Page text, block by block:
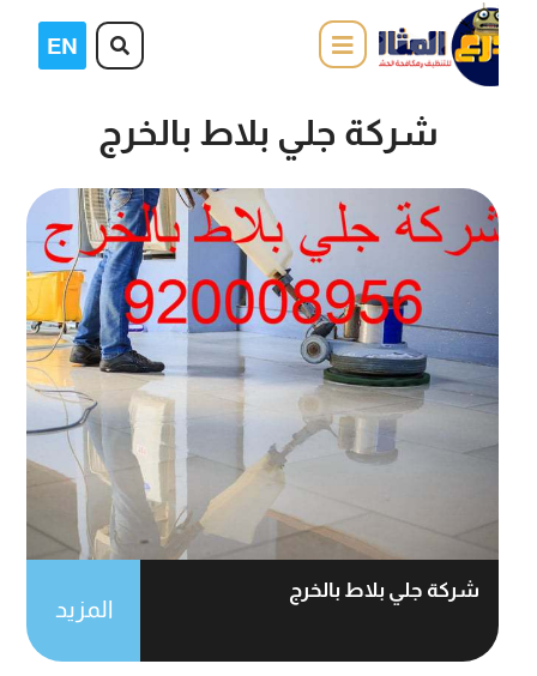
شركة جلي بلاط بالخرج
شركة جلي بلاط بالخرج
المزيد